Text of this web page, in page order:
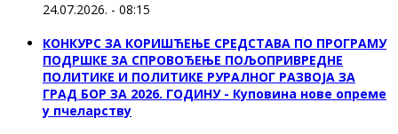
24.07.2026. - 08:15
КОНКУРС ЗА КОРИШЋЕЊЕ СРЕДСТАВА ПО ПРОГРАМУ
ПОДРШКЕ ЗА СПРОВОЂЕЊЕ ПОЉОПРИВРЕДНЕ
ПОЛИТИКЕ И ПОЛИТИКЕ РУРАЛНОГ РАЗВОЈА ЗА
ГРАД БОР ЗА 2026. ГОДИНУ - Куповина нове опреме
у пчеларству